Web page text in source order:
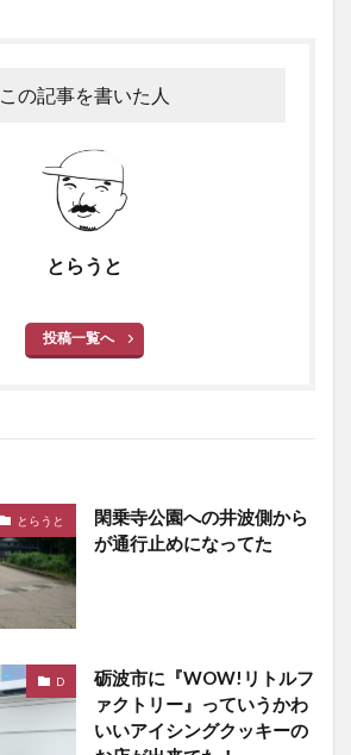
この記事を書いた人
とらうと
投稿一覧へ
とらうと
閑乗寺公園への井波側から
が通行止めになってた
D
砺波市に『WOW!リトルフ
ァクトリー』っていうかわ
いいアイシングクッキーの